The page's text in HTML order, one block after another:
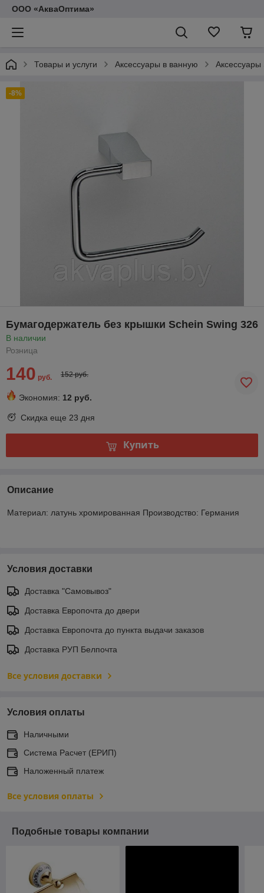
ООО «АкваОптима»
Товары и услуги Аксессуары в ванную
-8%
Бумагодержатель без крышки Schein Swing 326
В наличии
Розница
140 руб. 152 руб.
Экономия: 12 руб.
Скидка еще 23 дня
Купить
Описание
Материал: латунь хромированная Производство: Германия
Условия доставки
Доставка "Самовывоз"
Доставка Европочта до двери
Доставка Европочта до пункта выдачи заказов
Доставка РУП Белпочта
Все условия доставки
Условия оплаты
Наличными
Система Расчет (ЕРИП)
Наложенный платеж
Все условия оплаты
Подобные товары компании